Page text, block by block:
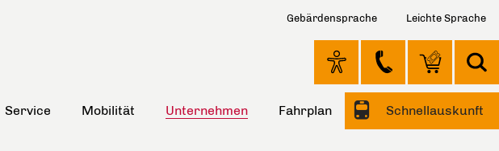
Gebärdensprache Leichte Sprache
Service Mobilität Unternehmen Fahrplan Schnellauskunft